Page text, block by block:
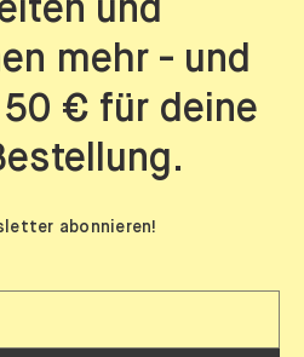
FRÜHER ZUGANG &
AB 800 € BESTELLWERT
Design-
und
mehr - und